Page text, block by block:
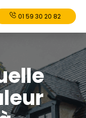
01 59 30 20 82